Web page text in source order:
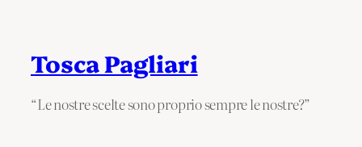
Tosca Pagliari
“Le nostre scelte sono proprio sempre le nostre?”